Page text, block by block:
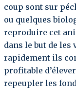
coup sont sur
ou quelques
reproduire cet
dans le but de les
rapidement ils
profitable
repeupler les